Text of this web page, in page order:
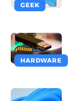
GEEK
HARDWARE